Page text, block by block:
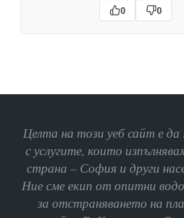
0 0
Целта на този уеб сайт е да
с услугите, които
страна – София и други
Ние сме екип от опитни
за отстраняването на